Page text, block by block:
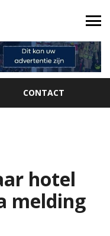
CONTACT
hotel
melding